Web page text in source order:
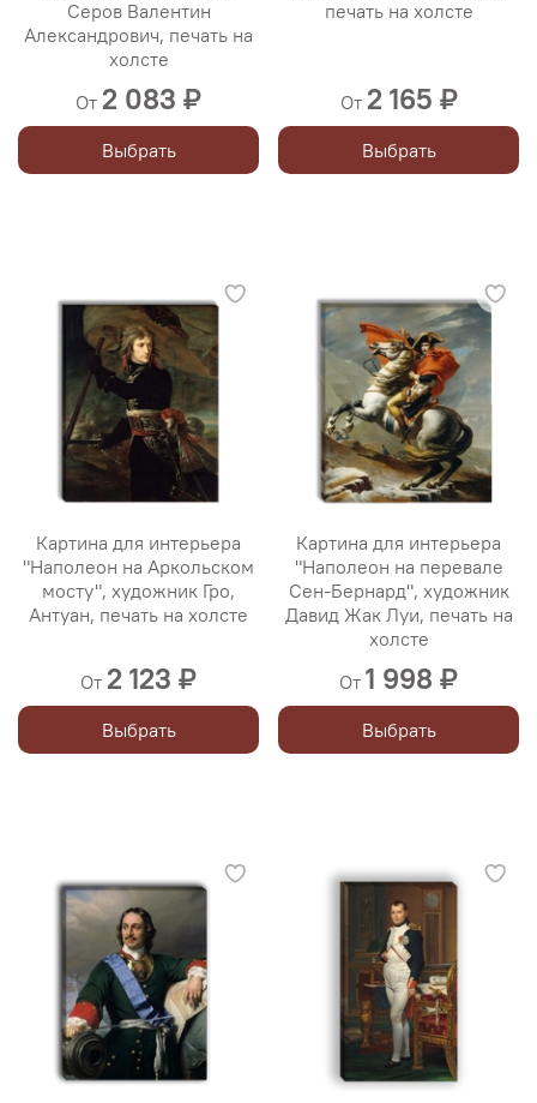
Серов Валентин
Александрович, печать на
холсте
От 2 083 ₽
Выбрать
печать на холсте
От 2 165 ₽
Выбрать
Картина для интерьера
"Наполеон на Аркольском
мосту", художник Гро,
Антуан, печать на холсте
От 2 123 ₽
Выбрать
Картина для интерьера
"Наполеон на перевале
Сен-Бернард", художник
Давид Жак Луи, печать на
холсте
От 1 998 ₽
Выбрать